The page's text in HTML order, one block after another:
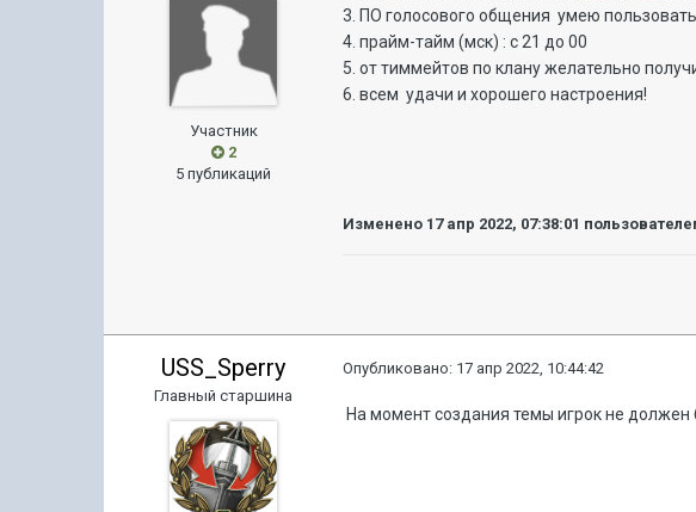
Участник
2
5 публикаций
3. ПО голосового общения умею
4. прайм-тайм (мск) : с 21 до 00
5. от тиммейтов по клану желательно
6. всем удачи и хорошего настроения!
Изменено 17 апр 2022, 07:38:01
USS_Sperry
Главный старшина
Опубликовано: 17 апр 2022, 10:44:42
На момент создания темы игрок не должен